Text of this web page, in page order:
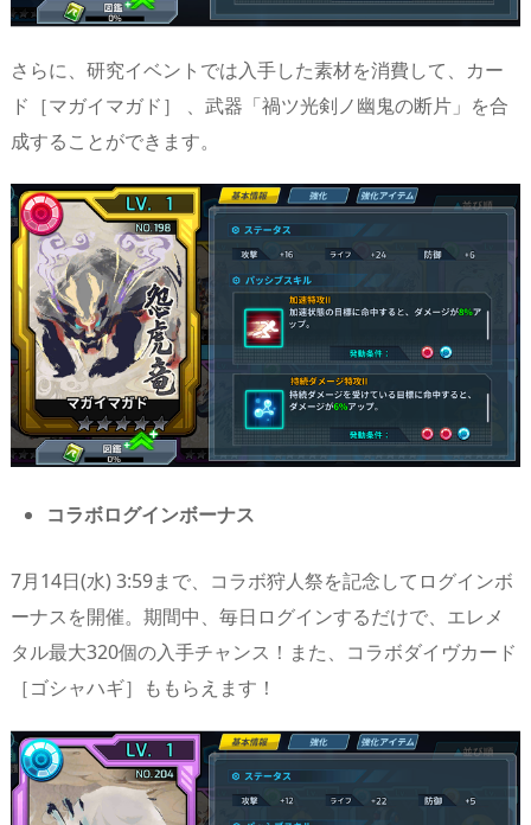
さらに、研究イベントでは入手した素材を消費して、カー
ド［マガイマガド］ 、武器「禍ツ光剣ノ幽鬼の断片」を合
成することができます。
コラボログインボーナス
7月14日(水) 3:59まで、コラボ狩人祭を記念してログインボ
ーナスを開催。期間中、毎日ログインするだけで、エレメ
タル最大320個の入手チャンス！また、コラボダイヴカード
［ゴシャハギ］ももらえます！